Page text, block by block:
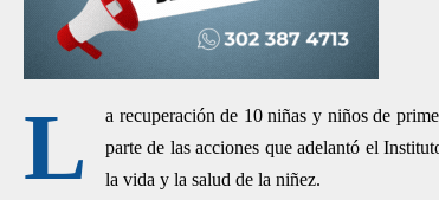
L
a recuperación de 10 niñas y niños de
parte de las acciones que adelantó el
la vida y la salud de la niñez.